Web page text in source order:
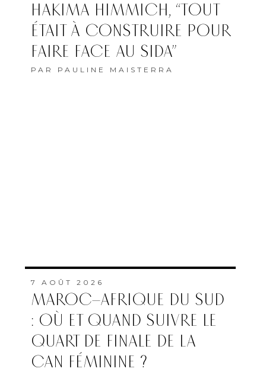
HAKIMA HIMMICH, “TOUT
ÉTAIT À CONSTRUIRE POUR
FAIRE FACE AU SIDA”
PAR PAULINE MAISTERRA
7 AOÛT 2026
MAROC–AFRIQUE DU SUD
: OÙ ET QUAND SUIVRE LE
QUART DE FINALE DE LA
CAN FÉMININE ?